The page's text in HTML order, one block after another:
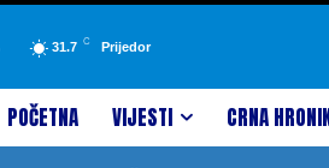
31.7 C Prijedor
POČETNA VIJESTI CRNA